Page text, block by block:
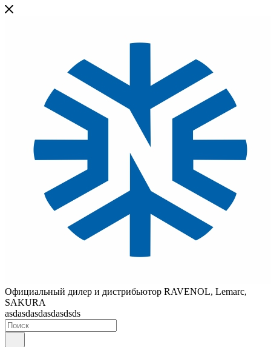
Официальный дилер и дистрибьютор RAVENOL, Lemarc,
SAKURA
asdasdasdasdasdsds